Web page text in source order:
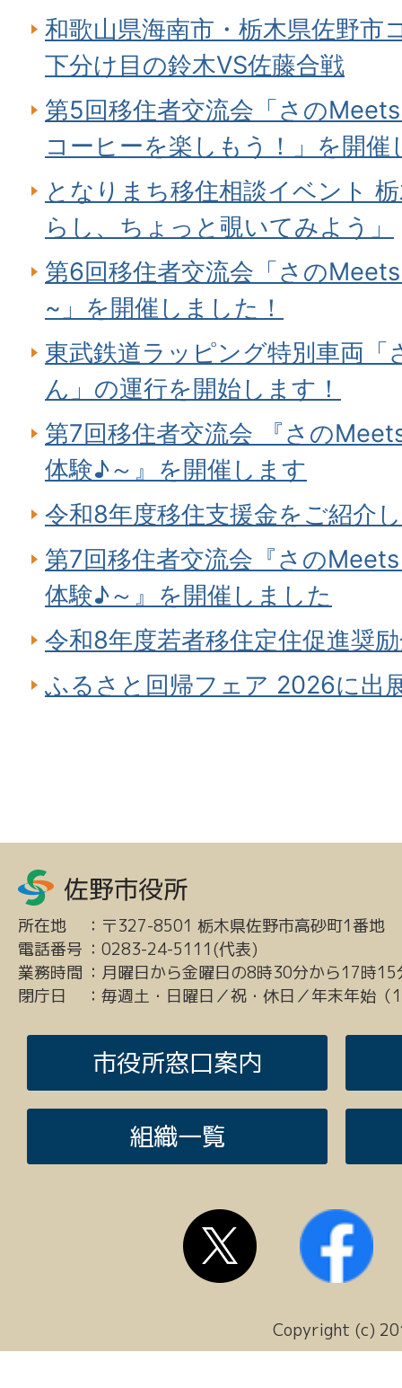
和歌山県海南市・栃木県佐野市
下分け目の鈴木VS佐藤合戦
第5回移住者交流会「さの
コーヒーを楽しもう！」を開催
となりまち移住相談イベント
らし、ちょっと覗いてみよう」
第6回移住者交流会「さの
~」を開催しました！
東武鉄道ラッピング特別車両
ん」の運行を開始します！
第7回移住者交流会 『さの
体験♪～』を開催します
令和8年度移住支援金をご紹介
第7回移住者交流会『さの
体験♪～』を開催しました
令和8年度若者移住定住促進奨
ふるさと回帰フェア 2026に出
所在地 ： 〒327-8501 栃木県佐野市高砂町1番地
電話番号 ： 0283-24-5111(代表)
業務時間 ： 月曜日から金曜日の8時30分から17時15
閉庁日
： 毎週土・日曜日／祝・休日／年末年始
市役所窓口案内
組織一覧
Copyright (c)